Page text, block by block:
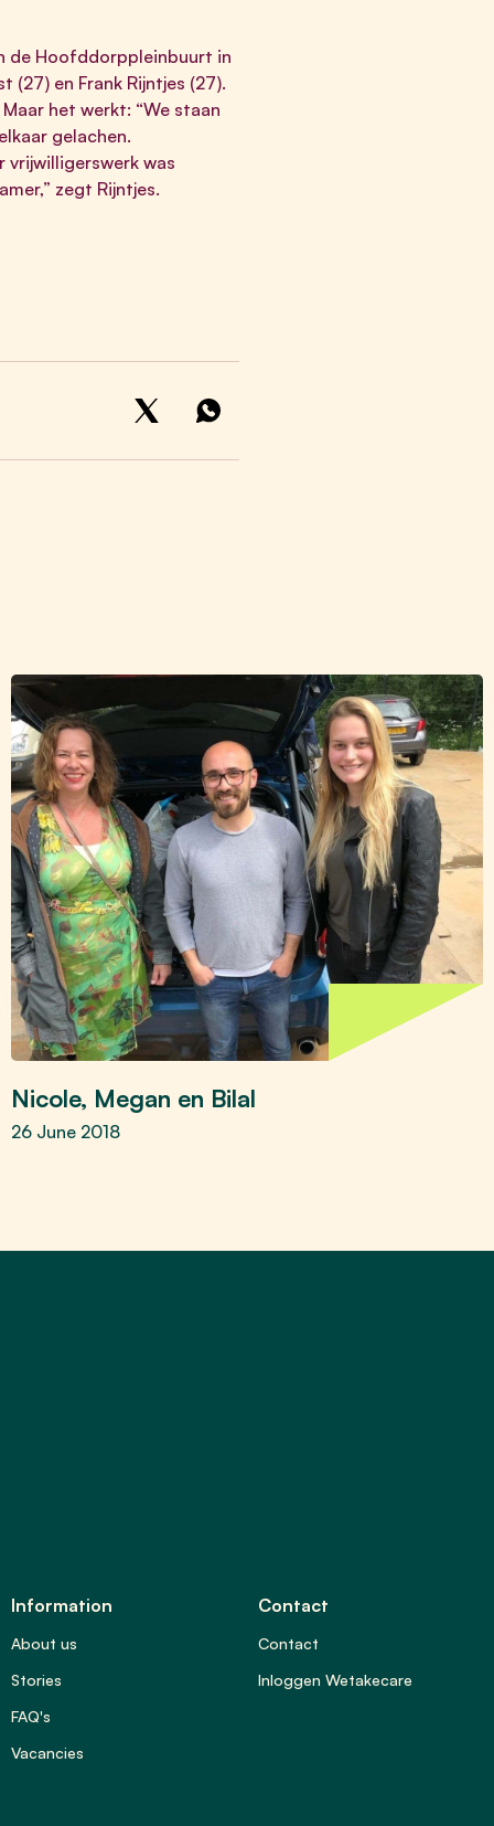
de Hoofddorppleinbuurt in
(27) en Frank Rijntjes (27).
het werkt: “We staan
gelachen.
was
zegt Rijntjes.
Nicole, Megan en Bilal
26 June 2018
Information
About us
Stories
FAQ's
Vacancies
Contact
Contact
Inloggen Wetakecare